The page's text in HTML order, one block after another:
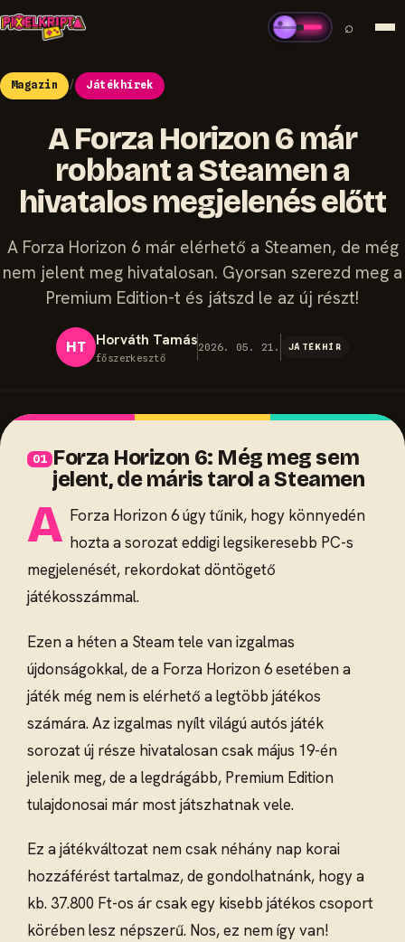
⌕
Magazin / Játékhírek
A Forza Horizon 6 már
robbant a Steamen a
hivatalos megjelenés előtt
A Forza Horizon 6 már elérhető a Steamen, de még
nem jelent meg hivatalosan. Gyorsan szerezd meg a
Premium Edition-t és játszd le az új részt!
HT Horváth Tamás
főszerkesztő
2026. 05. 21. JÁTÉKHÍR
Forza Horizon 6: Még meg sem
jelent, de máris tarol a Steamen
A Forza Horizon 6 úgy tűnik, hogy könnyedén
hozta a sorozat eddigi legsikeresebb PC-s
megjelenését, rekordokat döntögető
játékosszámmal.
Ezen a héten a Steam tele van izgalmas
újdonságokkal, de a Forza Horizon 6 esetében a
játék még nem is elérhető a legtöbb játékos
számára. Az izgalmas nyílt világú autós játék
sorozat új része hivatalosan csak május 19-én
jelenik meg, de a legdrágább, Premium Edition
tulajdonosai már most játszhatnak vele.
Ez a játékváltozat nem csak néhány nap korai
hozzáférést tartalmaz, de gondolhatnánk, hogy a
kb. 37.800 Ft-os ár csak egy kisebb játékos csoport
körében lesz népszerű. Nos, ez nem így van!